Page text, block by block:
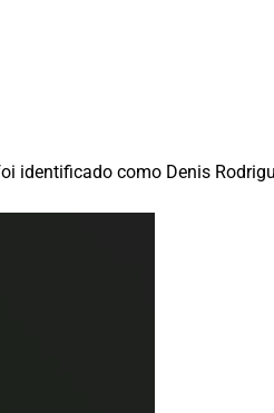
identificado como Denis